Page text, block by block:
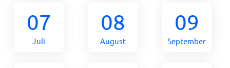
07
Juli
08
August
09
September